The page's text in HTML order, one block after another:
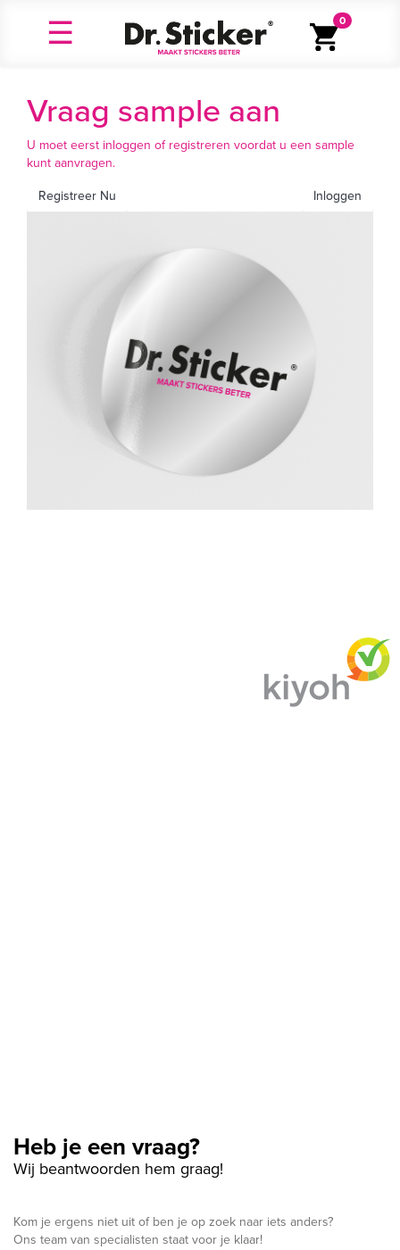
0
Vraag sample aan
U moet eerst inloggen of registreren voordat u een sample
kunt aanvragen.
Heb je een vraag?
Wij beantwoorden hem graag!
Kom je ergens niet uit of ben je op zoek naar iets anders?
Ons team van specialisten staat voor je klaar!